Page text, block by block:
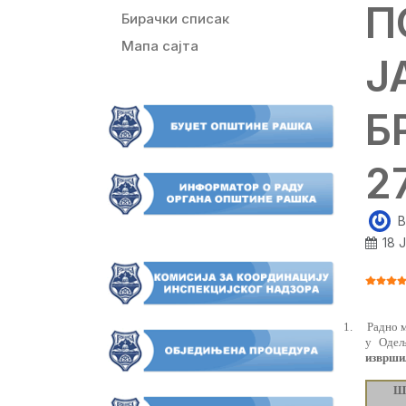
18
ОЦЕНА
1. Радно
у
Бирачки списак
Мапа сајта